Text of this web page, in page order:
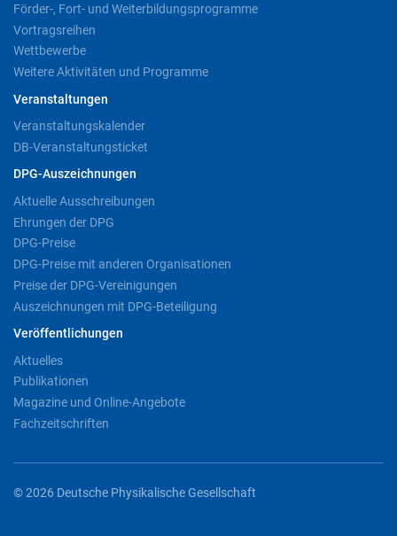
Förder-, Fort- und Weiterbildungsprogramme
Vortragsreihen
Wettbewerbe
Weitere Aktivitäten und Programme
Veranstaltungen
Veranstaltungskalender
DB-Veranstaltungsticket
DPG-Auszeichnungen
Aktuelle Ausschreibungen
Ehrungen der DPG
DPG-Preise
DPG-Preise mit anderen Organisationen
Preise der DPG-Vereinigungen
Auszeichnungen mit DPG-Beteiligung
Veröffentlichungen
Aktuelles
Publikationen
Magazine und Online-Angebote
Fachzeitschriften
© 2026 Deutsche Physikalische Gesellschaft